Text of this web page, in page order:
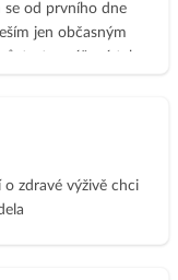
se od prvního dne
jen občasným
půst jsem si
Meloun
pokračuji
i manžel, tak
zdravé výživě chci